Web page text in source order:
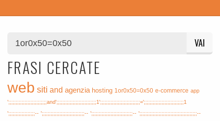
VAI
FRASI CERCATE
web siti and agenzia hosting 1or0x50=0x50 e-commerce app
';;;;;;;;;;;;;;;;;;;;;;;;;;and';;;;;;;;;;;;;;;;;;;;;;;;;;;1';;;;;;;;;;;;;;;;;;;;;;;;;;;=';;;;;;;;;;;;;;;;;;;;;;;;;;;1
';;;;;;;;;;;;;;;;;;-- ';;;;;;;;;;;;;;;;;;;;;;;;;;;;;-- ';;;;;;;;;;;;;;;;;;;;;;;;;;;;-- ';;;;;;;;;;;;;;;;;;;;;;;;;;;;;;;;;;;;;;;--